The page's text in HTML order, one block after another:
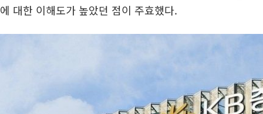
에 대한 이해도가 높았던 점이 주효했다.